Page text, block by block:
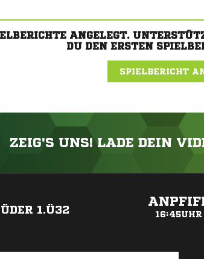
ANGELEGT.
DU DEN ERSTEN
SPIELBERICHT
ZEIG'S UNS! LADE DEIN
1.Ü32 16:45UHR